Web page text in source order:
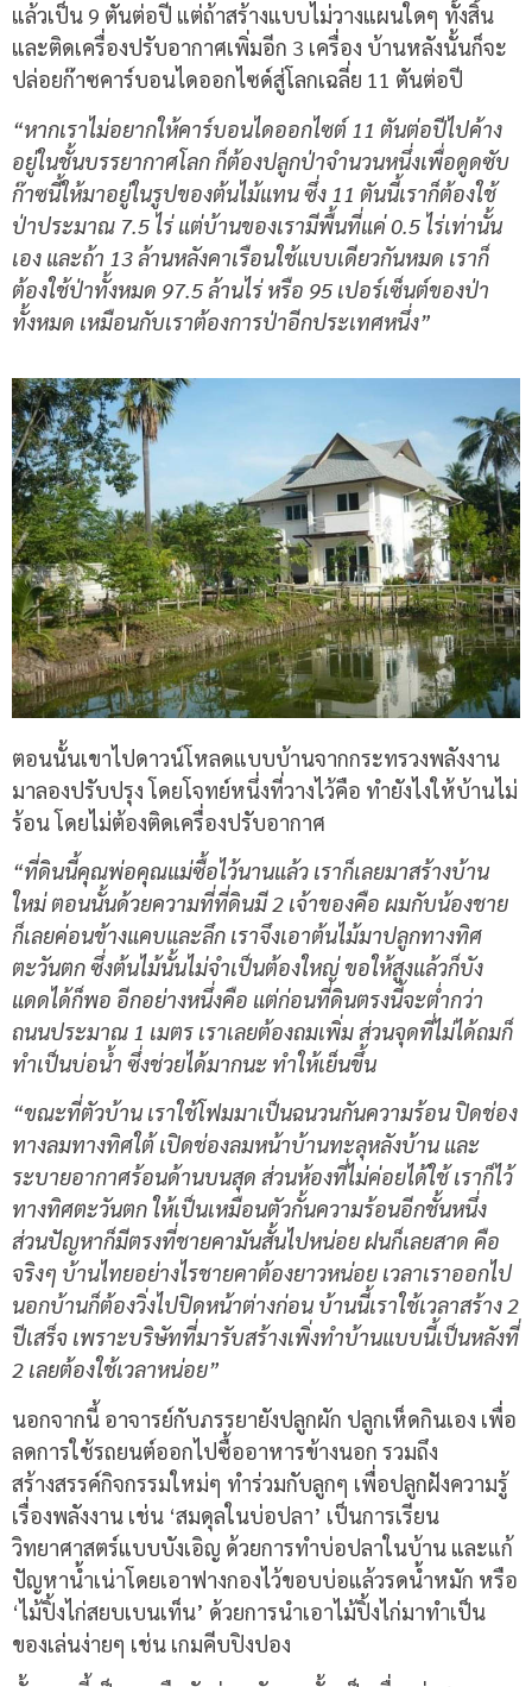
แล้วเป็น 9 ตันต่อปี แต่ถ้าสร้างแบบไม่วางแผนใดๆ ทั้งสิ้น
และติดเครื่องปรับอากาศเพิ่มอีก 3 เครื่อง บ้านหลังนั้นก็จะ
ปล่อยก๊าซคาร์บอนไดออกไซด์สู่โลกเฉลี่ย 11 ตันต่อปี
“หากเราไม่อยากให้คาร์บอนไดออกไซต์ 11 ตันต่อปีไปค้าง
อยู่ในชั้นบรรยากาศโลก ก็ต้องปลูกป่าจำนวนหนึ่งเพื่อดูดซับ
ก๊าซนี้ให้มาอยู่ในรูปของต้นไม้แทน ซึ่ง 11 ตันนี้เราก็ต้องใช้
ป่าประมาณ 7.5 ไร่ แต่บ้านของเรามีพื้นที่แค่0.5 ไร่เท่านั้น
เอง และถ้า 13ล้านหลังคาเรือนใช้แบบเดียวกันหมด เราก็
ต้องใช้ป่าทั้งหมด 97.5ล้านไร่ หรือ 95 เปอร์เซ็นต์ของป่า
ทั้งหมด เหมือนกับเราต้องการป่าอีกประเทศหนึ่ง”
ตอนนั้นเขาไปดาวน์โหลดแบบบ้านจากกระทรวงพลังงาน
มาลองปรับปรุง โดยโจทย์หนึ่งที่วางไว้คือ ทำยังไงให้บ้านไม่
ร้อน โดยไม่ต้องติดเครื่องปรับอากาศ
“ที่ดินนี้คุณพ่อคุณแม่ซื้อไว้นานแล้ว เราก็เลยมาสร้างบ้าน
ใหม่ ตอนนั้นด้วยความที่ที่ดินมี 2 เจ้าของคือ ผมกับน้องชาย
ก็เลยค่อนข้างแคบและลึก เราจึงเอาต้นไม้มาปลูกทางทิศ
ตะวันตก ซึ่งต้นไม้นั้นไม่จำเป็นต้องใหญ่ ขอให้สูงแล้วก็บัง
แดดได้ก็พอ อีกอย่างหนึ่งคือ แต่ก่อนที่ดินตรงนี้จะต่ำกว่า
ถนนประมาณ 1 เมตร เราเลยต้องถมเพิ่ม ส่วนจุดที่ไม่ได้ถมก็
ทำเป็นบ่อน้ำ ซึ่งช่วยได้มากนะ ทำให้เย็นขึ้น
“ขณะที่ตัวบ้าน เราใช้โฟมมาเป็นฉนวนกันความร้อน ปิดช่อง
ทางลมทางทิศใต้ เปิดช่องลมหน้าบ้านทะลุหลังบ้าน และ
ระบายอากาศร้อนด้านบนสุด ส่วนห้องที่ไม่ค่อยได้ใช้ เราก็ไว้
ทางทิศตะวันตก ให้เป็นเหมือนตัวกั้นความร้อนอีกชั้นหนึ่ง
ส่วนปัญหาก็มีตรงที่ชายคามันสั้นไปหน่อย ฝนก็เลยสาด คือ
จริงๆ บ้านไทยอย่างไรชายคาต้องยาวหน่อย เวลาเราออกไป
นอกบ้านก็ต้องวิ่งไปปิดหน้าต่างก่อน บ้านนี้เราใช้เวลาสร้าง 2
ปีเสร็จ เพราะบริษัทที่มารับสร้างเพิ่งทำบ้านแบบนี้เป็นหลังที่
2 เลยต้องใช้เวลาหน่อย”
นอกจากนี้ อาจารย์กับภรรยายังปลูกผัก ปลูกเห็ดกินเอง เพื่อ
ลดการใช้รถยนต์ออกไปซื้ออาหารข้างนอก รวมถึง
สร้างสรรค์กิจกรรมใหม่ๆ ทำร่วมกับลูกๆ เพื่อปลูกฝังความรู้
เรื่องพลังงาน เช่น ‘สมดุลในบ่อปลา’ เป็นการเรียน
วิทยาศาสตร์แบบบังเอิญ ด้วยการทำบ่อปลาในบ้าน และแก้
ปัญหาน้ำเน่าโดยเอาฟางกองไว้ขอบบ่อแล้วรดน้ำหมัก หรือ
‘ไม้ปิ้งไก่สยบเบนเท็น’ ด้วยการนำเอาไม้ปิ้งไก่มาทำเป็น
ของเล่นง่ายๆ เช่น เกมคีบปิงปอง